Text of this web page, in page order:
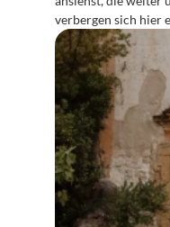
verbergen sich hier